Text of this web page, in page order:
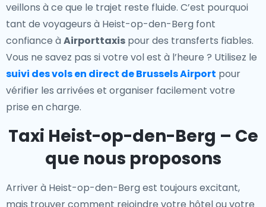
veillons à ce que le trajet reste fluide. C’est pourquoi
tant de voyageurs à Heist-op-den-Berg font
confiance à Airporttaxis pour des transferts fiables.
Vous ne savez pas si votre vol est à l’heure ? Utilisez le
suivi des vols en direct de Brussels Airport pour
vérifier les arrivées et organiser facilement votre
prise en charge.
Taxi Heist-op-den-Berg – Ce
que nous proposons
Arriver à Heist-op-den-Berg est toujours excitant,